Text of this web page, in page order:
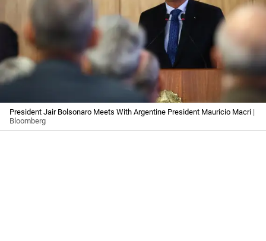
President Jair Bolsonaro Meets With Argentine President Mauricio Macri |
Bloomberg